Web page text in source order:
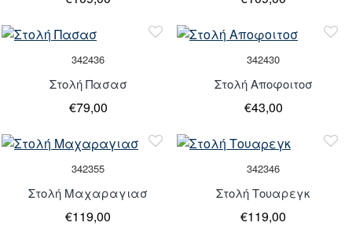
342436
Στολή Πασασ
€79,00
342430
Στολή Αποφοιτοσ
€43,00
342355
Στολή Μαχαραγιασ
€119,00
Τελευταία
342346
Στολή Τουαρεγκ
€119,00